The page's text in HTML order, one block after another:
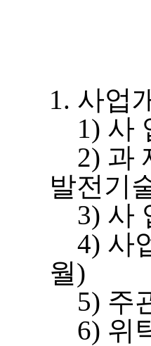
1. 사업
1) 사
2) 과
발전기
3) 사
4) 사
월)
5) 주
6) 위